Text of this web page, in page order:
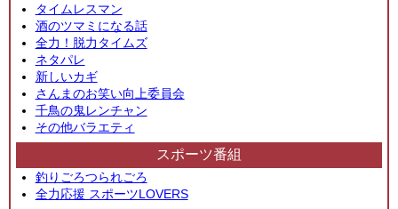
タイムレスマン
酒のツマミになる話
全力！脱力タイムズ
ネタパレ
新しいカギ
さんまのお笑い向上委員会
千鳥の鬼レンチャン
その他バラエティ
スポーツ番組
釣りごろつられごろ
全力応援 スポーツLOVERS